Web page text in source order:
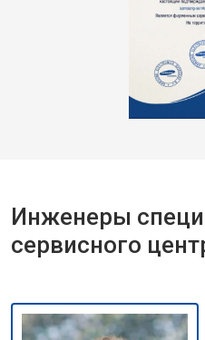
Инженеры
сервисного